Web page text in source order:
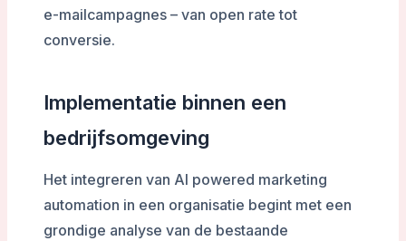
e-mailcampagnes – van open rate tot
conversie.
Implementatie binnen een
bedrijfsomgeving
Het integreren van AI powered marketing
automation in een organisatie begint met een
grondige analyse van de bestaande